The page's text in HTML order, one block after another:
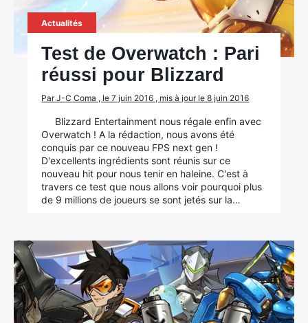
Actualités
Test de Overwatch : Pari
réussi pour Blizzard
Par J-C Coma , le 7 juin 2016 , mis à jour le 8 juin 2016
Blizzard Entertainment nous régale enfin avec
Overwatch ! A la rédaction, nous avons été
conquis par ce nouveau FPS next gen !
D'excellents ingrédients sont réunis sur ce
nouveau hit pour nous tenir en haleine. C'est à
travers ce test que nous allons voir pourquoi plus
de 9 millions de joueurs se sont jetés sur la…